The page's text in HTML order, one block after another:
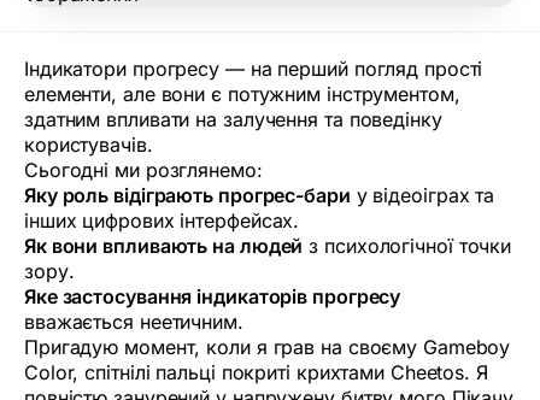
Індикатори прогресу — на перший погляд прості
елементи, але вони є потужним інструментом,
здатним впливати на залучення та поведінку
користувачів.
Сьогодні ми розглянемо:
Яку роль відіграють прогрес-бари у відеоіграх та
інших цифрових інтерфейсах.
Як вони впливають на людей з психологічної точки
зору.
Яке застосування індикаторів прогресу
вважається неетичним.
Пригадую момент, коли я грав на своєму Gameboy
Color, спітнілі пальці покриті крихтами Cheetos. Я